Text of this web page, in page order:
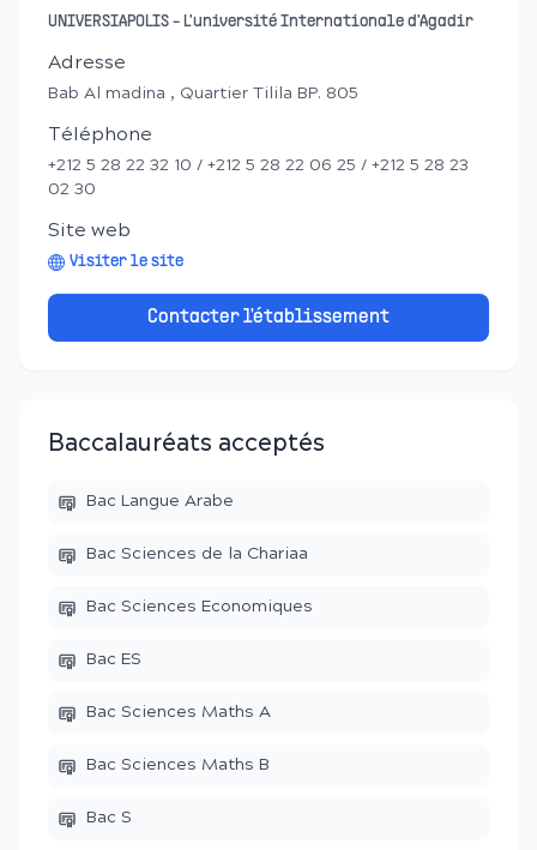
UNIVERSIAPOLIS - L'université Internationale d'Agadir
Adresse
Bab Al madina , Quartier Tilila BP. 805
Téléphone
+212 5 28 22 32 10 / +212 5 28 22 06 25 / +212 5 28 23
02 30
Site web
Visiter le site
Contacter l'établissement
Baccalauréats acceptés
Bac Langue Arabe
Bac Sciences de la Chariaa
Bac Sciences Economiques
Bac ES
Bac Sciences Maths A
Bac Sciences Maths B
Bac S